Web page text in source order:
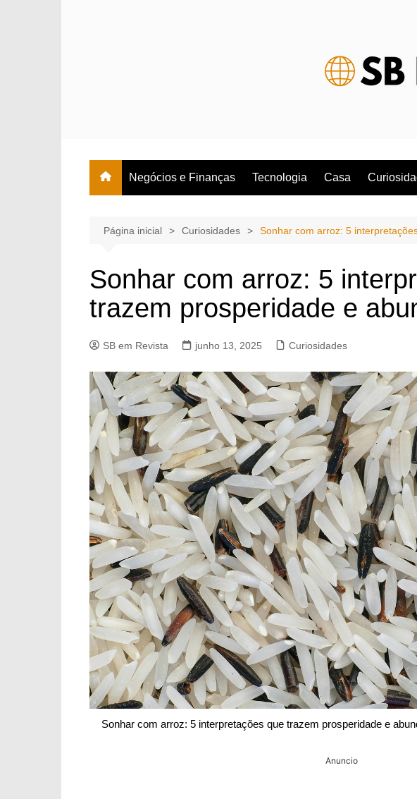
Negócios e Finanças Tecnologia Casa
Página inicial Curiosidades Sonhar com arroz: 5
Sonhar com arroz: 5
trazem prosperidade e
SB em Revista junho 13, 2025 Curiosidades
Sonhar com arroz: 5 interpretações que trazem prosperidade e
Anuncio